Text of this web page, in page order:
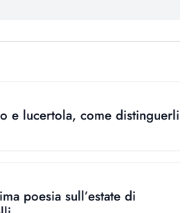
e lucertola, come distinguerli
poesia sull’estate di